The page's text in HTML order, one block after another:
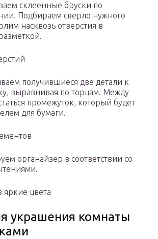
склеенные бруски по
Подбираем сверло нужного
насквозь отверстия в
получившиеся две детали к
выравнивая по торцам. Между
промежуток, который будет
для бумаги.
органайзер в соответствии со
цвета
украшения комнаты